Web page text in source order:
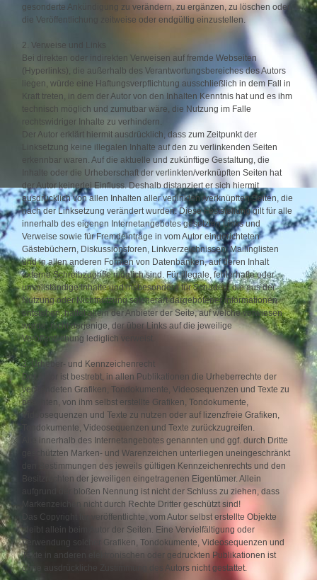
gesonderte Ankündigung zu verändern, zu ergänzen, zu löschen oder
die Veröffentlichung zeitweise oder endgültig einzustellen.
2. Verweise und Links
Bei direkten oder indirekten Verweisen auf fremde Webseiten
(Hyperlinks), die außerhalb des Verantwortungsbereiches des Autors
liegen, würde eine Haftungsverpflichtung ausschließlich in dem Fall in
Kraft treten, in dem der Autor von den Inhalten Kenntnis hat und es ihm
technisch möglich und zumutbar wäre, die Nutzung im Falle
rechtswidriger Inhalte zu verhindern.
Der Autor erklärt hiermit ausdrücklich, dass zum Zeitpunkt der
Linksetzung keine illegalen Inhalte auf den zu verlinkenden Seiten
erkennbar waren. Auf die aktuelle und zukünftige Gestaltung, die
Inhalte oder die Urheberschaft der verlinkten/verknüpften Seiten hat
der Autor keinerlei Einfluss. Deshalb distanziert er sich hiermit
ausdrücklich von allen Inhalten aller verlinkten /verknüpften Seiten, die
nach der Linksetzung verändert wurden. Diese Feststellung gilt für alle
innerhalb des eigenen Internetangebotes gesetzten Links und
Verweise sowie für Fremdeinträge in vom Autor eingerichteten
Gästebüchern, Diskussionsforen, Linkverzeichnissen, Mailinglisten
und in allen anderen Formen von Datenbanken, auf deren Inhalt
externe Schreibzugriffe möglich sind. Für illegale, fehlerhafte oder
unvollständige Inhalte und insbesondere für Schäden, die aus der
Nutzung oder Nichtnutzung solcherart dargebotener Informationen
entstehen, haftet allein der Anbieter der Seite, auf welche verwiesen
wurde, nicht derjenige, der über Links auf die jeweilige
Veröffentlichung lediglich verweist.
3. Urheber- und Kennzeichenrecht
Der Autor ist bestrebt, in allen Publikationen die Urheberrechte der
verwendeten Grafiken, Tondokumente, Videosequenzen und Texte zu
beachten, von ihm selbst erstellte Grafiken, Tondokumente,
Videosequenzen und Texte zu nutzen oder auf lizenzfreie Grafiken,
Tondokumente, Videosequenzen und Texte zurückzugreifen.
Alle innerhalb des Internetangebotes genannten und ggf. durch Dritte
geschützten Marken- und Warenzeichen unterliegen uneingeschränkt
den Bestimmungen des jeweils gültigen Kennzeichenrechts und den
Besitzrechten der jeweiligen eingetragenen Eigentümer. Allein
aufgrund der bloßen Nennung ist nicht der Schluss zu ziehen, dass
Markenzeichen nicht durch Rechte Dritter geschützt sind!
Das Copyright für veröffentlichte, vom Autor selbst erstellte Objekte
bleibt allein beim Autor der Seiten. Eine Vervielfältigung oder
Verwendung solcher Grafiken, Tondokumente, Videosequenzen und
Texte in anderen elektronischen oder gedruckten Publikationen ist
ohne ausdrückliche Zustimmung des Autors nicht gestattet.